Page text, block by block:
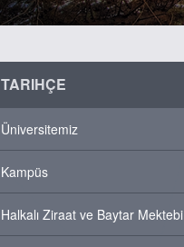
TARIHÇE
Üniversitemiz
Kampüs
Halkalı Ziraat ve Baytar Mektebi